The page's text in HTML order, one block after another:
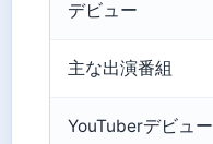
デビュー
主な出演番組
YouTuberデビュー